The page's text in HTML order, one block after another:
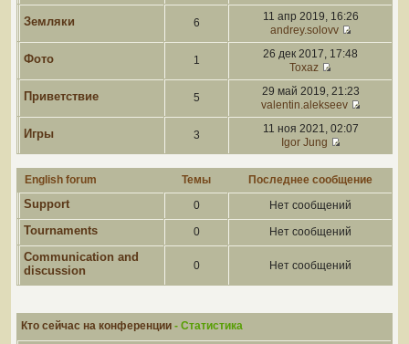
Земляки 6
11 апр 2019, 16:26
andrey.solovv
Фото 1
26 дек 2017, 17:48
Toxaz
Приветствие 5
29 май 2019, 21:23
valentin.alekseev
Игры 3
11 ноя 2021, 02:07
Igor Jung
English forum Темы Последнее сообщение
Support 0 Нет сообщений
Tournaments 0 Нет сообщений
Communication and
discussion
0 Нет сообщений
Кто сейчас на конференции - Статистика